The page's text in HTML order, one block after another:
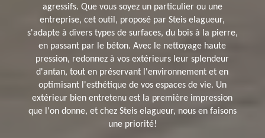
agressifs. Que vous soyez un particulier ou une
entreprise, cet outil, proposé par Steis elagueur,
s'adapte à divers types de surfaces, du bois à la pierre,
en passant par le béton. Avec le nettoyage haute
pression, redonnez à vos extérieurs leur splendeur
d'antan, tout en préservant l'environnement et en
optimisant l'esthétique de vos espaces de vie. Un
extérieur bien entretenu est la première impression
que l'on donne, et chez Steis elagueur, nous en faisons
une priorité!